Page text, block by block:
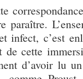
infect, c’est
cette
d’avoir lu